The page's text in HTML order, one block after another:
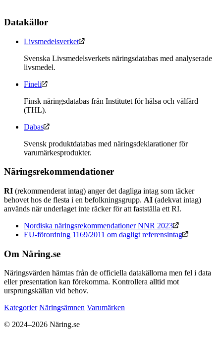
Datakällor
Livsmedelsverket
Svenska Livsmedelsverkets näringsdatabas med analyserade
livsmedel.
Fineli
Finsk näringsdatabas från Institutet för hälsa och välfärd
(THL).
Dabas
Svensk produktdatabas med näringsdeklarationer för
varumärkesprodukter.
Näringsrekommendationer
RI (rekommenderat intag) anger det dagliga intag som täcker
behovet hos de flesta i en befolkningsgrupp. AI (adekvat intag)
används när underlaget inte räcker för att fastställa ett RI.
Nordiska näringsrekommendationer NNR 2023
EU-förordning 1169/2011 om dagligt referensintag
Om Näring.se
Näringsvärden hämtas från de officiella datakällorna men fel i data
eller presentation kan förekomma. Kontrollera alltid mot
ursprungskällan vid behov.
Kategorier Näringsämnen Varumärken
© 2024–2026 Näring.se